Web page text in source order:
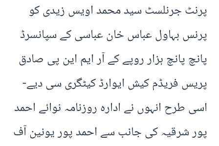
پرنٹ جرنلسٹ سید محمد اویس زیدی کو
پرنس بہاول عباس خان عباسی کے سپانسرڈ
پانچ پانچ ہزار روپے کے آر ایم این پی صادق
پریس فریڈم کیش ایوارڈ کیٹگری سی دیے-
اسی طرح انہوں نے ادارہ روزنامہ نوائے احمد
پور شرقیہ کی جانب سے احمد پور یونین آف